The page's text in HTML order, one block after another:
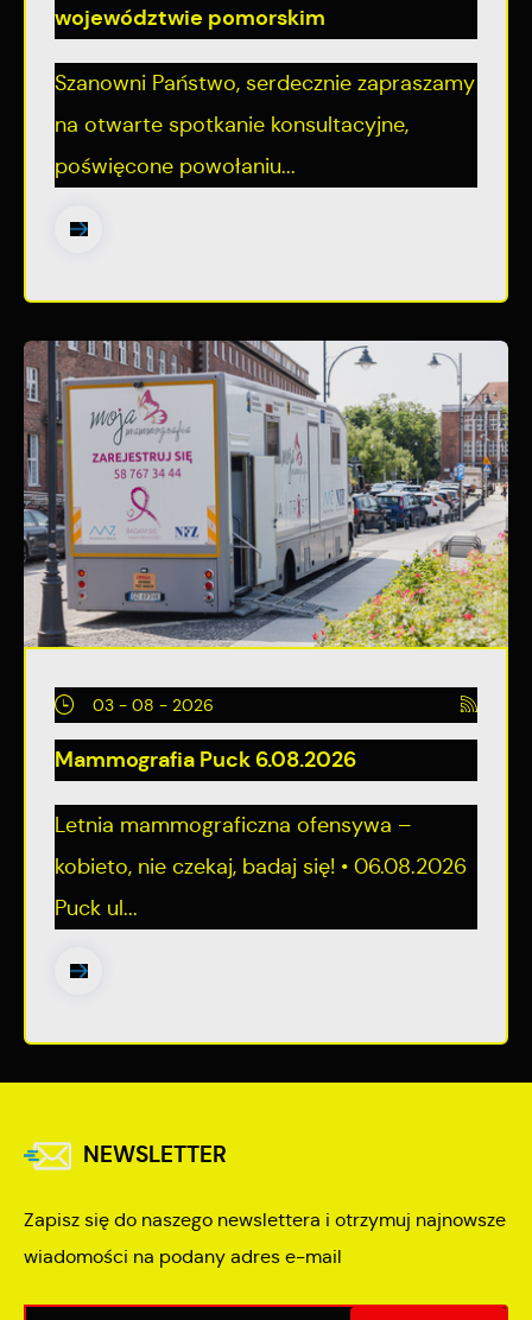
województwie pomorskim
Szanowni Państwo, serdecznie zapraszamy
na otwarte spotkanie konsultacyjne,
poświęcone powołaniu...
03 - 08 - 2026
Mammografia Puck 6.08.2026
Letnia mammograficzna ofensywa –
kobieto, nie czekaj, badaj się! • 06.08.2026
Puck ul...
NEWSLETTER
Zapisz się do naszego newslettera i otrzymuj najnowsze
wiadomości na podany adres e-mail